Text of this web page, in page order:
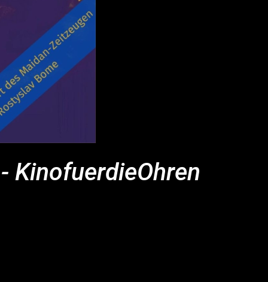
KinofuerdieOhren